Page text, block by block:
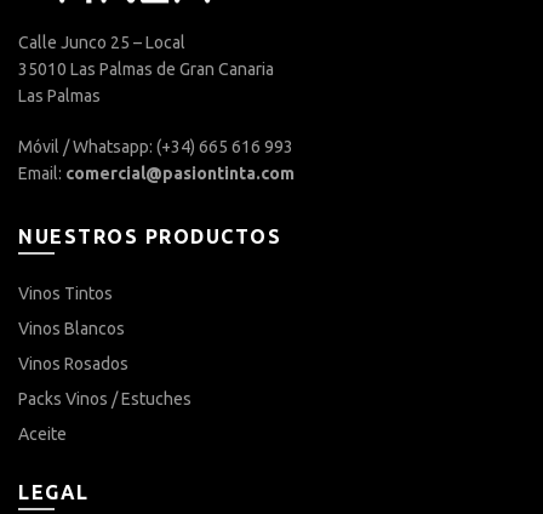
Calle Junco 25 – Local
35010 Las Palmas de Gran Canaria
Las Palmas
Móvil / Whatsapp: (+34) 665 616 993
Email: comercial@pasiontinta.com
NUESTROS PRODUCTOS
Vinos Tintos
Vinos Blancos
Vinos Rosados
Packs Vinos / Estuches
Aceite
LEGAL